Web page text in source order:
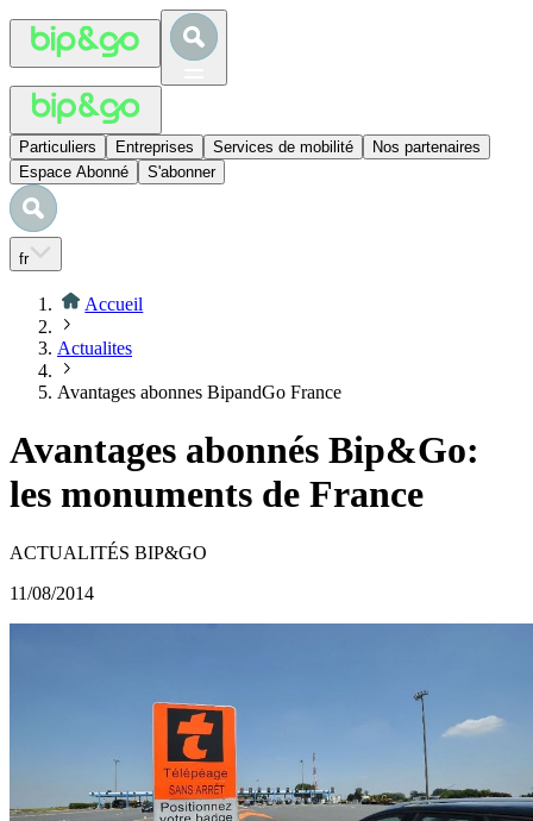
Particuliers Entreprises Services de mobilité
Nos partenaires
Espace Abonné
S'abonner
fr
Accueil
Actualites
Avantages abonnes BipandGo France
Avantages abonnés Bip&Go:
les monuments de France
ACTUALITÉS BIP&GO
11/08/2014